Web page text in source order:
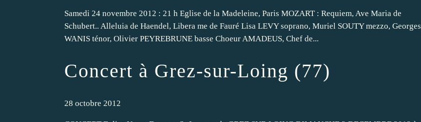
Samedi 24 novembre 2012 : 21 h Eglise de la Madeleine, Paris MOZART : Requiem, Ave Maria de
Schubert.. Alleluia de Haendel, Libera me de Fauré Lisa LEVY soprano, Muriel SOUTY mezzo, Georges
WANIS ténor, Olivier PEYREBRUNE basse Choeur AMADEUS, Chef de...
Concert à Grez-sur-Loing (77)
28 octobre 2012